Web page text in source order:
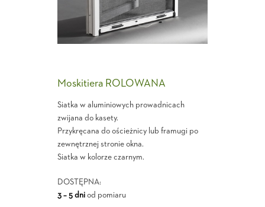
Moskitiera ROLOWANA
Siatka w aluminiowych prowadnicach
zwijana do kasety.
Przykręcana do ościeżnicy lub framugi po
zewnętrznej stronie okna.
Siatka w kolorze czarnym.
DOSTĘPNA:
3 – 5 dniod pomiaru